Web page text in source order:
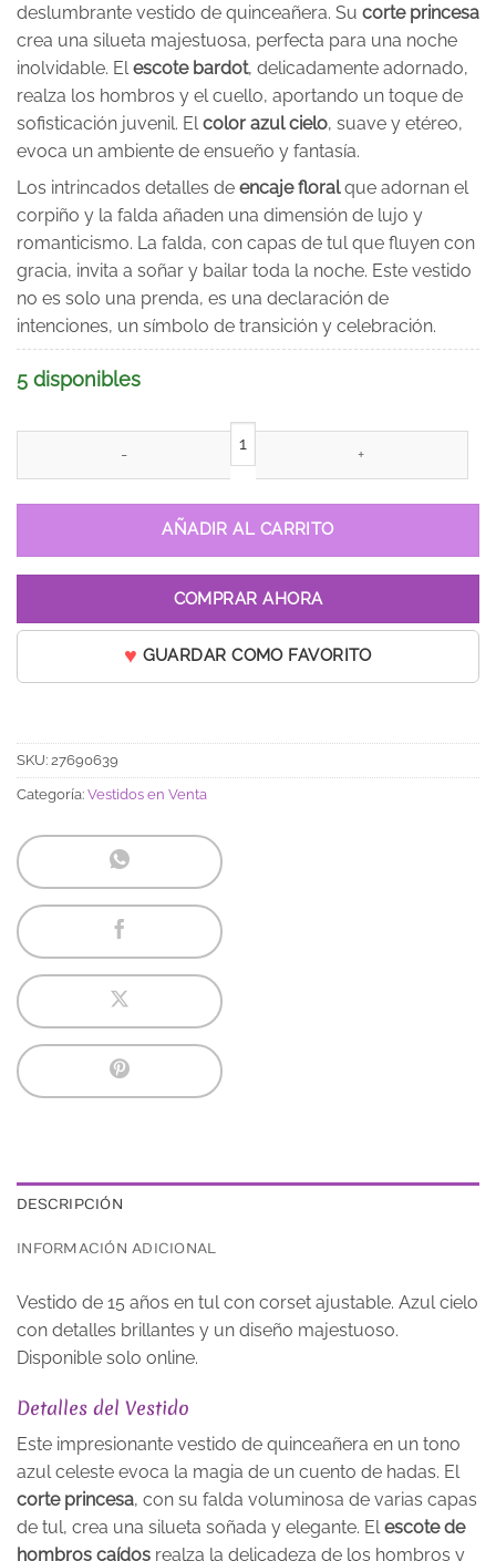
deslumbrante vestido de quinceañera. Su corte princesa
crea una silueta majestuosa, perfecta para una noche
inolvidable. Elescote bardot, delicadamente adornado,
realza los hombros y el cuello, aportando un toque de
sofisticación juvenil. Elcolor azul cielo, suave y etéreo,
evoca un ambiente de ensueño y fantasía.
Los intrincados detalles de encaje floralque adornan el
corpiño y la falda añaden una dimensión de lujo y
romanticismo. La falda, con capas de tul que fluyen con
gracia, invita a soñar y bailar toda la noche. Este vestido
no es solo una prenda, es una declaración de
intenciones, un símbolo de transición y celebración.
5 disponibles
Vestido de 15 años Esplendor Caribe Azul Cielo cantidad
AÑADIR AL CARRITO
COMPRAR AHORA
GUARDAR COMO FAVORITO
SKU: 27690639
Categoría: Vestidos en Venta
DESCRIPCIÓN
INFORMACIÓN ADICIONAL
Vestido de 15 años en tul con corset ajustable. Azul cielo
con detalles brillantes y un diseño majestuoso.
Disponible solo online.
Detalles del Vestido
Este impresionante vestido de quinceañera en un tono
azul celeste evoca la magia de un cuento de hadas. El
corte princesa, con su falda voluminosa de varias capas
de tul, crea una silueta soñada y elegante. Elescote de
hombros caídos realza la delicadeza de los hombros y